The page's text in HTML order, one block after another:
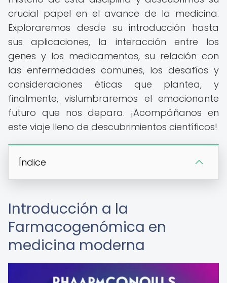
crucial papel en el avance de la medicina.
Exploraremos desde su introducción hasta
sus aplicaciones, la interacción entre los
genes y los medicamentos, su relación con
las enfermedades comunes, los desafíos y
consideraciones éticas que plantea, y
finalmente, vislumbraremos el emocionante
futuro que nos depara. ¡Acompáñanos en
este viaje lleno de descubrimientos científicos!
Índice
Introducción a la
Farmacogenómica en
medicina moderna